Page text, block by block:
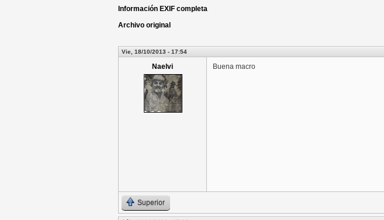
Información EXIF completa
Archivo original
Vie, 18/10/2013 - 17:54
Naelvi
Buena macro
Superior